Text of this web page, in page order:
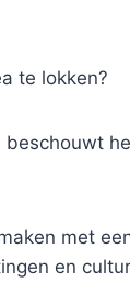
te lokken?
met
en